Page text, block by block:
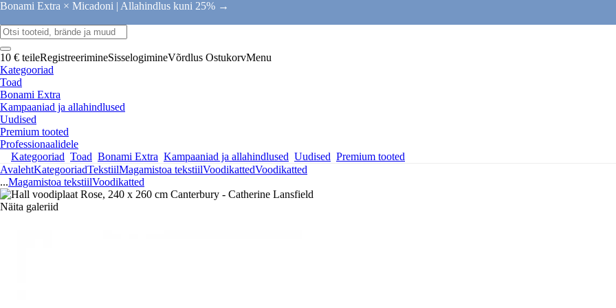
Bonami Extra × Micadoni | Allahindlus kuni 25% →
10 € teileRegistreerimineSisselogimineVõrdlus OstukorvMenu
Kategooriad
Toad
Bonami Extra
Kampaaniad ja allahindlused
Uudised
Premium tooted
Professionaalidele
Kategooriad Toad Bonami Extra Kampaaniad ja allahindlused Uudised Premium tooted
AvalehtKategooriadTekstiilMagamistoa tekstiilVoodikattedVoodikatted
...Magamistoa tekstiilVoodikatted
Näita galeriid